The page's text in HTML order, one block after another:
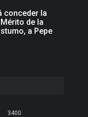
conceder la
de la
a Pepe
3400